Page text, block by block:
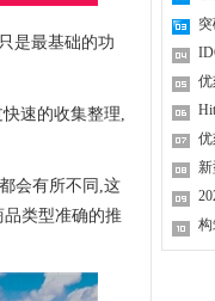
是最基础的功
速的收集整理,
会有所不同,这
类型准确的推
构